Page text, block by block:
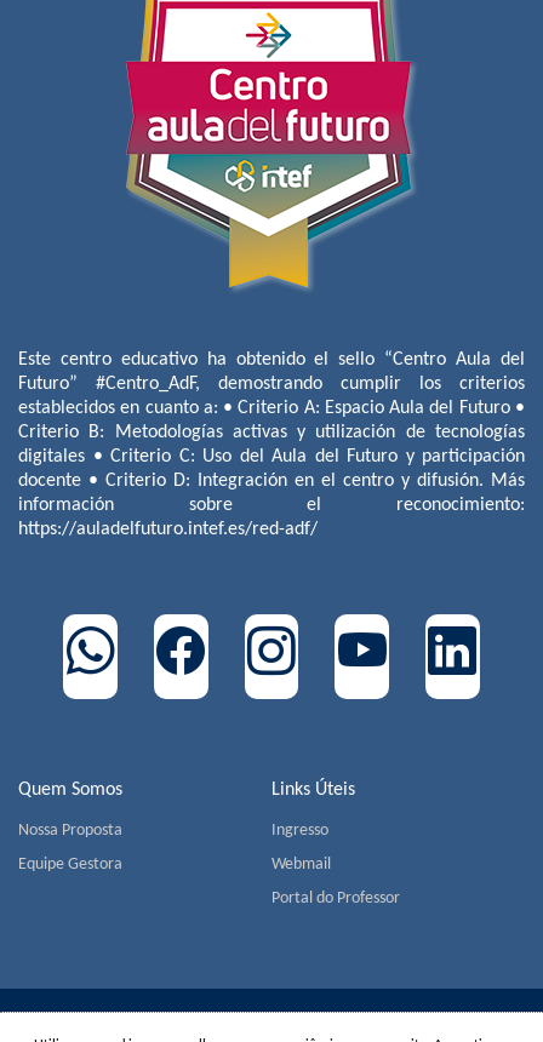
Quem Somos
Nossa Proposta
Equipe Gestora
Links Úteis
Ingresso
Webmail
Portal do Professor
Este centro educativo ha obtenido el sello “Centro Aula del
Futuro” #Centro_AdF, demostrando cumplir los criterios
establecidos en cuanto a: • Criterio A: Espacio Aula del Futuro •
Criterio B: Metodologías activas y utilización de tecnologías
digitales • Criterio C: Uso del Aula del Futuro y participación
docente • Criterio D: Integración en el centro y difusión. Más
información sobre el reconocimiento:
https://auladelfuturo.intef.es/red-adf/